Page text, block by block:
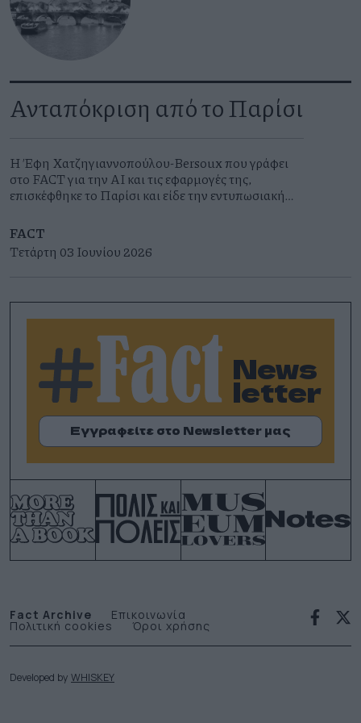
Ανταπόκριση από το Παρίσι
Η Έφη Χατζηγιαννοπούλου-Bersoux που γράφει
στο FACT για την ΑΙ και τις εφαρμογές της,
επισκέφθηκε το Παρίσι και είδε την εντυπωσιακή
Caverne du Pont Neuf .
FACT
Τετάρτη 03 Ιουνίου 2026
News
letter
Εγγραφείτε στο Newsletter μας
Fact Archive Επικοινωνία
Πολιτική cookies Όροι χρήσης
Developed by WHISKEY